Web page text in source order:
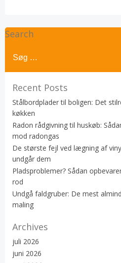
Search
Recent Posts
Stålbordplader til boligen: Det
køkken
Radon rådgivning til huskøb:
mod radongas
De største fejl ved lægning af
undgår dem
Pladsproblemer? Sådan
rod
Undgå faldgruber: De mest
maling
Archives
juli 2026
juni 2026